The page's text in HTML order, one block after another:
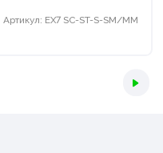
Артикул: EX7 SC-ST-S-SM/MM